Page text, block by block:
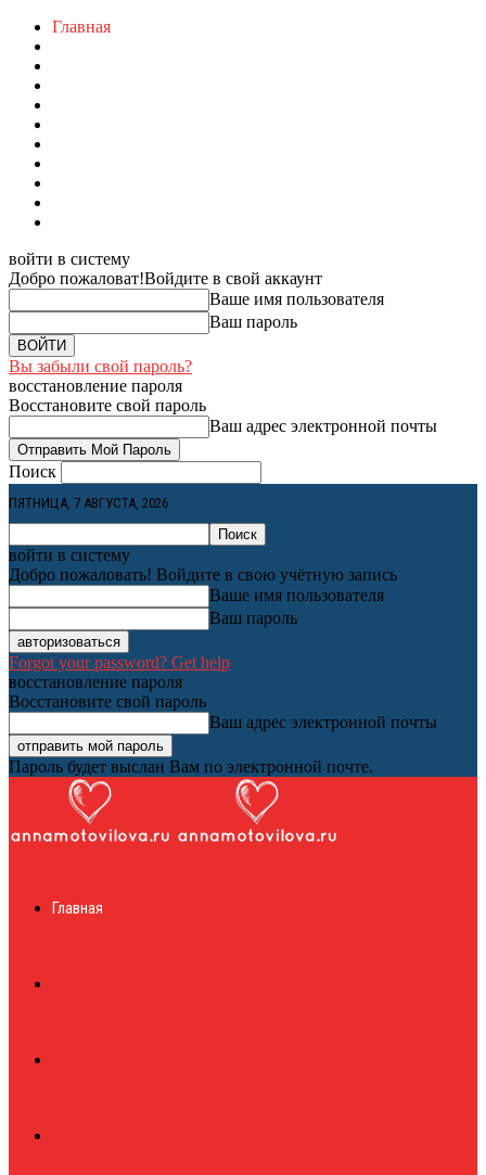
Главная
войти в систему
Добро пожаловат!Войдите в свой аккаунт
Ваше имя пользователя
Ваш пароль
Вы забыли свой пароль?
восстановление пароля
Восстановите свой пароль
Ваш адрес электронной почты
Поиск
ПЯТНИЦА, 7 АВГУСТА, 2026
войти в систему
Добро пожаловать! Войдите в свою учётную запись
Ваше имя пользователя
Ваш пароль
Forgot your password? Get help
восстановление пароля
Восстановите свой пароль
Ваш адрес электронной почты
Пароль будет выслан Вам по электронной почте.
журналГлавная